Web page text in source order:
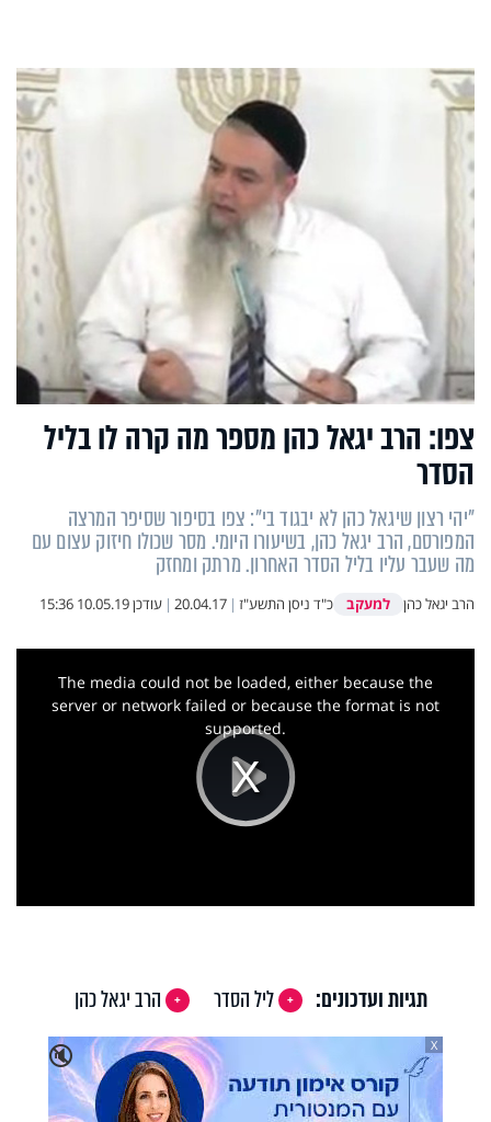
צפו: הרב יגאל כהן מספר מה קרה לו בליל
הסדר
"יהי רצון שיגאל כהן לא יבגוד בי": צפו בסיפור שסיפר המרצה
המפורסם, הרב יגאל כהן, בשיעורו היומי. מסר שכולו חיזוק עצום עם
מה שעבר עליו בליל הסדר האחרון. מרתק ומחזק
הרב יגאל כהן למעקב כ"ד ניסן התשע"ז |
20.04.17
| עודכן10.05.19 15:36
Play
This
The media could not be loaded, either because the
server or network failed or because the format is not
supported.
תגיות ועדכונים: ליל הסדר
הרב יגאל כהן
🔇
X